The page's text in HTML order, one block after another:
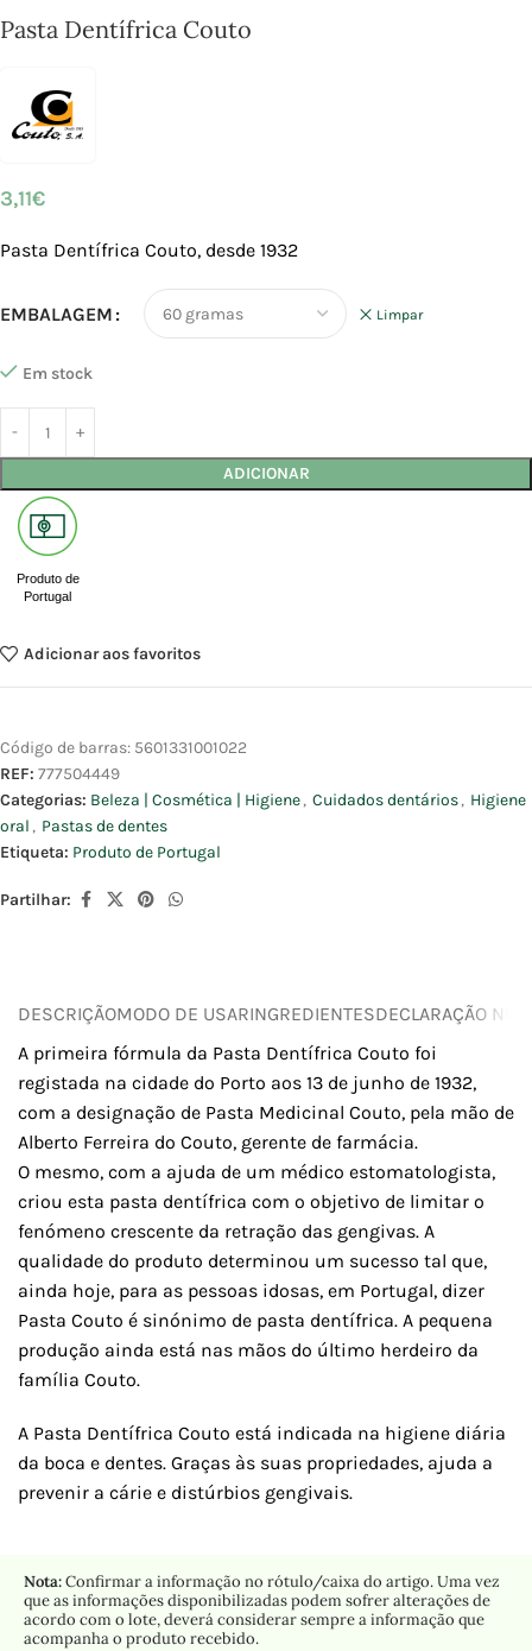
Pasta Dentífrica Couto
3,11€
Pasta Dentífrica Couto, desde 1932
EMBALAGEM Limpar
Em stock
ADICIONAR
Produto de
Portugal
Adicionar aos favoritos
Código de barras: 5601331001022
REF: 777504449
Categorias: Beleza | Cosmética | Higiene, Cuidados dentários, Higiene
oral , Pastas de dentes
Etiqueta: Produto de Portugal
Partilhar:
DESCRIÇÃOMODO DE USARINGREDIENTESDECLARAÇÃO
A primeira fórmula da Pasta Dentífrica Couto foi
registada na cidade do Porto aos 13 de junho de 1932,
com a designação de Pasta Medicinal Couto, pela mão de
Alberto Ferreira do Couto, gerente de farmácia.
O mesmo, com a ajuda de um médico estomatologista,
criou esta pasta dentífrica com o objetivo de limitar o
fenómeno crescente da retração das gengivas. A
qualidade do produto determinou um sucesso tal que,
ainda hoje, para as pessoas idosas, em Portugal, dizer
Pasta Couto é sinónimo de pasta dentífrica. A pequena
produção ainda está nas mãos do último herdeiro da
família Couto.
A Pasta Dentífrica Couto está indicada na higiene diária
da boca e dentes. Graças às suas propriedades, ajuda a
prevenir a cárie e distúrbios gengivais.
Nota:Confirmar a informação no rótulo/caixa do artigo. Uma vez
que as informações disponibilizadas podem sofrer alterações de
acordo com o lote, deverá considerar sempre a informação que
acompanha o produto recebido.